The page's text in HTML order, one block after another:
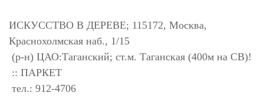
ИСКУССТВО В ДЕРЕВЕ; 115172, Москва,
Краснохолмская наб., 1/15
(р-н) ЦАО:Таганский; ст.м. Таганская (400м на СВ)!
:: ПАРКЕТ
тел.: 912-4706